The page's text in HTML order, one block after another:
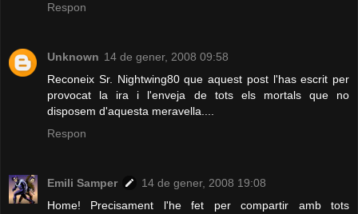
Respon
Unknown 14 de gener, 2008 09:58
Reconeix Sr. Nightwing80 que aquest post l'has escrit per
provocat la ira i l'enveja de tots els mortals que no
disposem d'aquesta meravella....
Respon
Emili Samper
14 de gener, 2008 19:08
Home! Precisament l'he fet per compartir amb tots